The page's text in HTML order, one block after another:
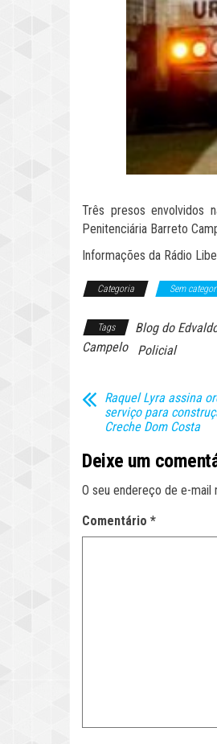
Três presos envolvidos
Penitenciária Barreto
Informações da Rádio
Categoria Sem
Tags Blog do
Campelo
Policial
Raquel Lyra assina
serviço para
Creche Dom Costa
Deixe um
O seu endereço de e-mail
Comentário *